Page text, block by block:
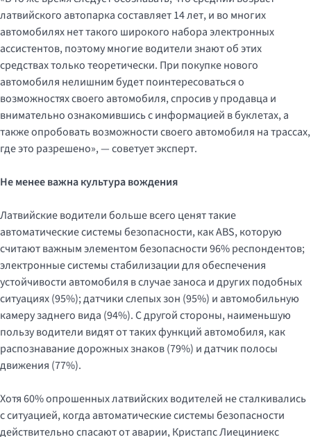
латвийского автопарка составляет 14 лет, и во многих
автомобилях нет такого широкого набора электронных
ассистентов, поэтому многие водители знают об этих
средствах только теоретически. При покупке нового
автомобиля нелишним будет поинтересоваться о
возможностях своего автомобиля, спросив у продавца и
внимательно ознакомившись с информацией в буклетах, а
также опробовать возможности своего автомобиля на трассах,
где это разрешено», — советует эксперт.
Не менее важна культура вождения
Латвийские водители больше всего ценят такие
автоматические системы безопасности, как ABS, которую
считают важным элементом безопасности 96% респондентов;
электронные системы стабилизации для обеспечения
устойчивости автомобиля в случае заноса и других подобных
ситуациях (95%); датчики слепых зон (95%) и автомобильную
камеру заднего вида (94%). С другой стороны, наименьшую
пользу водители видят от таких функций автомобиля, как
распознавание дорожных знаков (79%) и датчик полосы
движения (77%).
Хотя 60% опрошенных латвийских водителей не сталкивались
с ситуацией, когда автоматические системы безопасности
действительно спасают от аварии, Кристапс Лиециниекс